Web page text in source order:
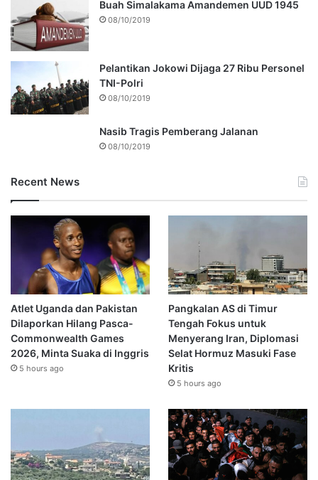
Buah Simalakama Amandemen UUD 1945
08/10/2019
Pelantikan Jokowi Dijaga 27 Ribu Personel
TNI-Polri
08/10/2019
Nasib Tragis Pemberang Jalanan
08/10/2019
Recent News
Atlet Uganda dan Pakistan
Dilaporkan Hilang Pasca-
Commonwealth Games
2026, Minta Suaka di Inggris
5 hours ago
Pangkalan AS di Timur
Tengah Fokus untuk
Menyerang Iran, Diplomasi
Selat Hormuz Masuki Fase
Kritis
5 hours ago